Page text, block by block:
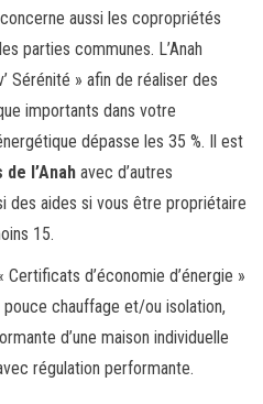
aussi les copropriétés
parties communes. L’Anah
Sérénité » afin de réaliser des
importants dans votre
dépasse les 35 %. Il est
l’Anah avec d’autres
des aides si vous être propriétaire
15.
Certificats d’économie d’énergie »
chauffage et/ou isolation,
d’une maison individuelle
régulation performante.